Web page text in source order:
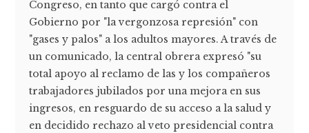
Congreso, en tanto que cargó contra el
Gobierno por "la vergonzosa represión" con
"gases y palos" a los adultos mayores. A través de
un comunicado, la central obrera expresó "su
total apoyo al reclamo de las y los compañeros
trabajadores jubilados por una mejora en sus
ingresos, en resguardo de su acceso a la salud y
en decidido rechazo al veto presidencial contra